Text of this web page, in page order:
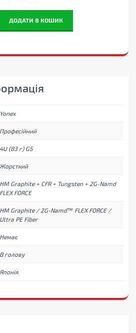
ДОДАТИ В КОШИК
Yonex
Професійний
4U (83 г) G5
Жорсткий
HM Graphite + CFR + Tungsten + 2G-Namd
FLEX FORCE
HM Graphite / 2G-Namd™ FLEX FORCE /
Ultra PE Fiber
Немає
В голову
Японія